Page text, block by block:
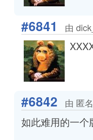
#6841 由
#6842 由 匿
如此难用的一